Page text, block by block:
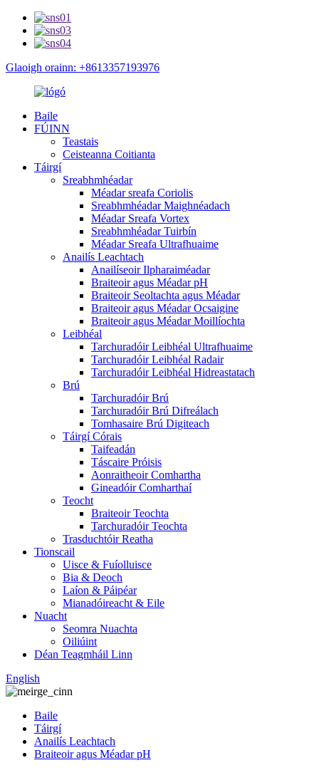
Glaoigh orainn: +8613357193976
Baile
FÚINN
Teastais
Ceisteanna Coitianta
Táirgí
Sreabhmhéadar
Méadar sreafa Coriolis
Sreabhmhéadar Maighnéadach
Méadar Sreafa Vortex
Sreabhmhéadar Tuirbín
Méadar Sreafa Ultrafhuaime
Anailís Leachtach
Anailíseoir Ilpharaiméadar
Braiteoir agus Méadar pH
Braiteoir Seoltachta agus Méadar
Braiteoir agus Méadar Ocsaigine
Braiteoir agus Méadar Moillíochta
Leibhéal
Tarchuradóir Leibhéal Ultrafhuaime
Tarchuradóir Leibhéal Radair
Tarchuradóir Leibhéal Hidreastatach
Brú
Tarchuradóir Brú
Tarchuradóir Brú Difreálach
Tomhasaire Brú Digiteach
Táirgí Córais
Taifeadán
Táscaire Próisis
Aonraitheoir Comhartha
Gineadóir Comharthaí
Teocht
Braiteoir Teochta
Tarchuradóir Teochta
Trasduchtóir Reatha
Tionscail
Uisce & Fuíolluisce
Bia & Deoch
Laíon & Páipéar
Mianadóireacht & Eile
Nuacht
Seomra Nuachta
Oiliúint
Déan Teagmháil Linn
English
Baile
Táirgí
Anailís Leachtach
Braiteoir agus Méadar pH